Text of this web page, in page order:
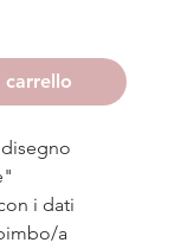
i dati
a